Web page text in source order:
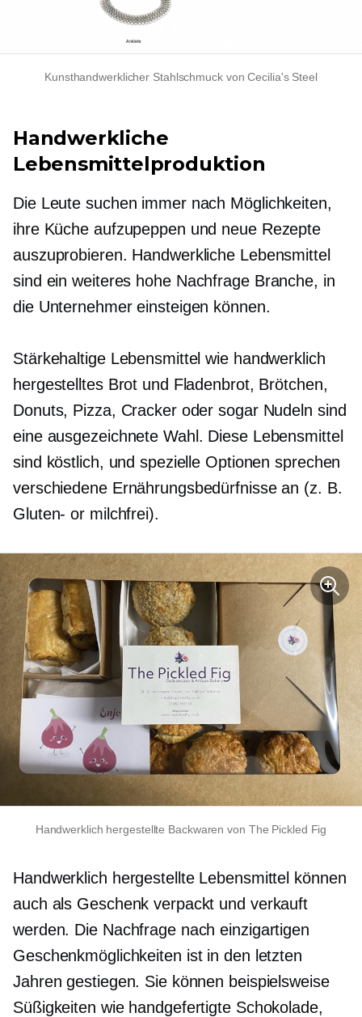
Kunsthandwerklicher Stahlschmuck von Cecilia's Steel
Handwerkliche
Lebensmittelproduktion
Die Leute suchen immer nach Möglichkeiten,
ihre Küche aufzupeppen und neue Rezepte
auszuprobieren. Handwerkliche Lebensmittel
sind ein weiteres hohe NachfrageBranche, in
die Unternehmer einsteigen können.
Stärkehaltige Lebensmittel wie handwerklich
hergestelltes Brot und Fladenbrot, Brötchen,
Donuts, Pizza, Cracker oder sogar Nudeln sind
eine ausgezeichnete Wahl. Diese Lebensmittel
sind köstlich, und spezielle Optionen sprechen
verschiedene Ernährungsbedürfnisse an (z. B.
Gluten- or milchfrei).
Handwerklich hergestellte Backwaren von The Pickled Fig
Handwerklich hergestellte Lebensmittel können
auch als Geschenk verpackt und verkauft
werden. Die Nachfrage nach einzigartigen
Geschenkmöglichkeiten ist in den letzten
Jahren gestiegen. Sie können beispielsweise
Süßigkeiten wie handgefertigte Schokolade,